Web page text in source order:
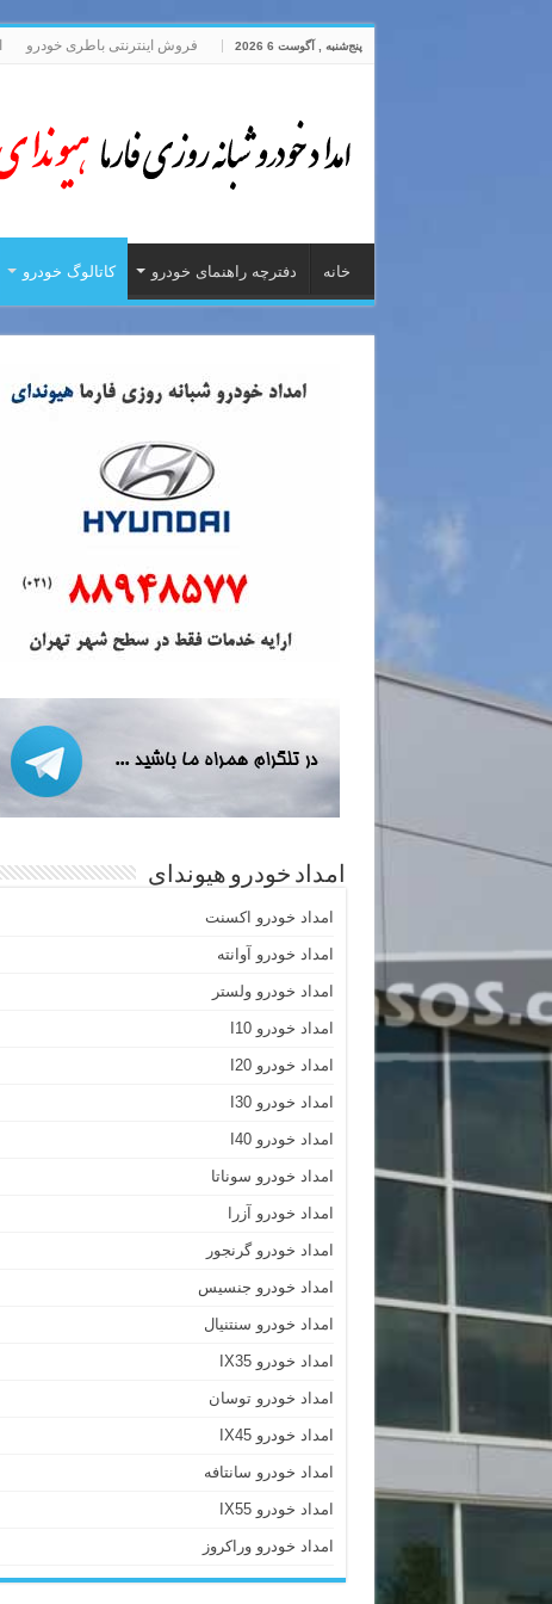
پنج‌شنبه , آگوست 6 2026 فروش اینترنتی باطری خودرو
خانه دفترچه راهنمای خودرو کاتالوگ خودرو
امداد خودرو هیوندای
امداد خودرو اکسنت
امداد خودرو آوانته
امداد خودرو ولستر
امداد خودرو I10
امداد خودرو I20
امداد خودرو I30
امداد خودرو I40
امداد خودرو سوناتا
امداد خودرو آزرا
امداد خودرو گرنجور
امداد خودرو جنسیس
امداد خودرو سنتنیال
امداد خودرو IX35
امداد خودرو توسان
امداد خودرو IX45
امداد خودرو سانتافه
امداد خودرو IX55
امداد خودرو وراکروز